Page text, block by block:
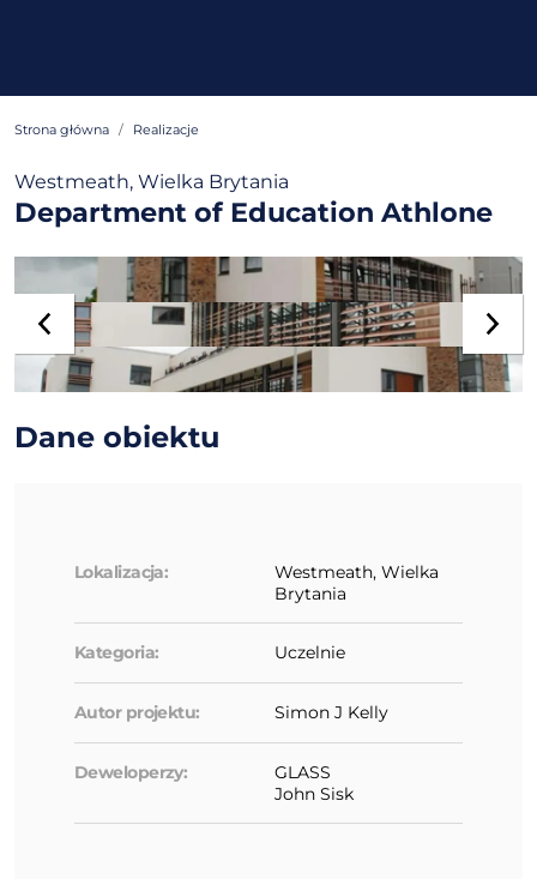
Strona główna Realizacje
Westmeath, Wielka Brytania
Department of Education Athlone
Dane obiektu
Lokalizacja:
Westmeath, Wielka
Brytania
Kategoria: Uczelnie
Autor projektu: Simon J Kelly
Deweloperzy:
GLASS
John Sisk